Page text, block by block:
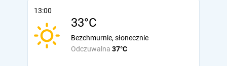
13:00
33°C
Odczuwalna 37°C
Bezchmurnie, słonecznie